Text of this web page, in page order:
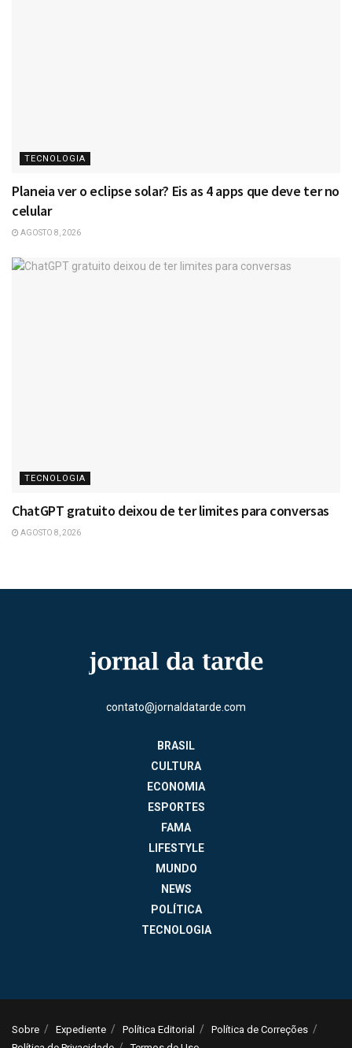
TECNOLOGIA
Planeia ver o eclipse solar? Eis as 4 apps que deve ter no
celular
AGOSTO 8, 2026
TECNOLOGIA
ChatGPT gratuito deixou de ter limites para conversas
AGOSTO 8, 2026
contato@jornaldatarde.com
BRASIL
CULTURA
ECONOMIA
ESPORTES
FAMA
LIFESTYLE
MUNDO
NEWS
POLÍTICA
TECNOLOGIA
Sobre Expediente Política Editorial
Política de Correções